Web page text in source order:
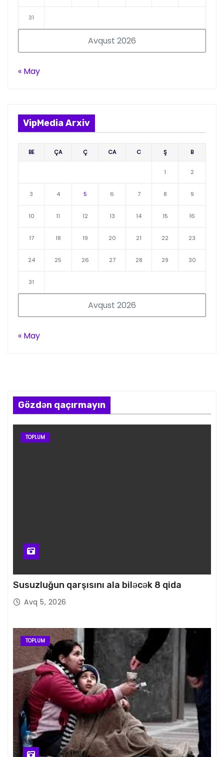
Avqust 2026
31
« May
VipMedia Arxiv
Avqust 2026
BE ÇA Ç CA C Ş B
1 2
3 4 5 6 7 8 9
10 11 12 13 14 15 16
17 18 19 20 21 22 23
24 25 26 27 28 29 30
31
« May
Gözdən qaçırmayın
TOPLUM
Susuzluğun qarşısını ala biləcək 8 qida
Avq 5, 2026
TOPLUM